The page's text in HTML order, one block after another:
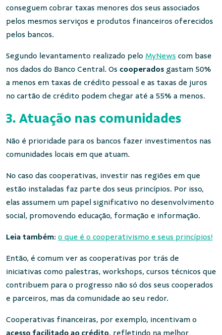
conseguem cobrar taxas menores dos seus associados
pelos mesmos serviços e produtos financeiros oferecidos
pelos bancos.
Segundo levantamento realizado pelo MyNews com base
nos dados do Banco Central. Os cooperados gastam 50%
a menos em taxas de crédito pessoal e as taxas de juros
no cartão de crédito podem chegar até a 55% a menos.
3. Atuação nas comunidades
Não é prioridade para os bancos fazer investimentos nas
comunidades locais em que atuam.
No caso das cooperativas, investir nas regiões em que
estão instaladas faz parte dos seus princípios. Por isso,
elas assumem um papel significativo no desenvolvimento
social, promovendo educação, formação e informação.
Leia também: o que é o cooperativismo e seus princípios!
Então, é comum ver as cooperativas por trás de
iniciativas como palestras, workshops, cursos técnicos que
contribuem para o progresso não só dos seus cooperados
e parceiros, mas da comunidade ao seu redor.
Cooperativas financeiras, por exemplo, incentivam o
acesso facilitado ao crédito, refletindo na melhor